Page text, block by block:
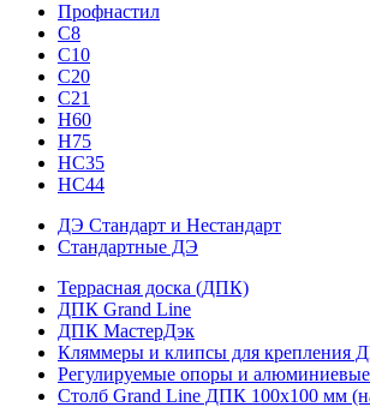
Профнастил
С8
С10
С20
С21
H60
H75
HС35
НС44
ДЭ Стандарт и Нестандарт
Стандартные ДЭ
Террасная доска (ДПК)
ДПК Grand Line
ДПК МастерДэк
Кляммеры и клипсы для крепления
Регулируемые опоры и
Столб Grand Line ДПК 100х100 мм